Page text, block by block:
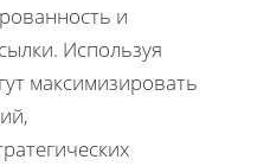
и
Используя
максимизировать